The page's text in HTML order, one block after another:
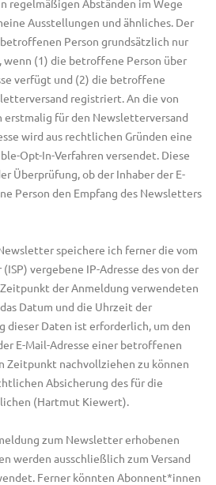
regelmäßigen Abständen im Wege
Ausstellungen und ähnliches. Der
Person grundsätzlich nur
wenn (1) die betroffene Person über
verfügt und (2) die betroffene
registriert. An die von
für den Newsletterversand
wird aus rechtlichen Gründen eine
Opt-In-Verfahren versendet. Diese
Überprüfung, ob der Inhaber der E-
Person den Empfang des Newsletters
speichere ich ferner die vom
vergebene IP-Adresse des von der
der Anmeldung verwendeten
Datum und die Uhrzeit der
dieser Daten ist erforderlich, um den
E-Mail-Adresse einer betroffenen
Zeitpunkt nachvollziehen zu können
Absicherung des für die
(Hartmut Kiewert).
zum Newsletter erhobenen
werden ausschließlich zum Versand
Ferner könnten Abonnent*innen